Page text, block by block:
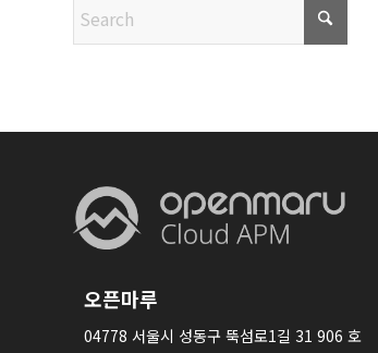
오픈마루
04778 서울시 성동구 뚝섬로1길 31 906 호